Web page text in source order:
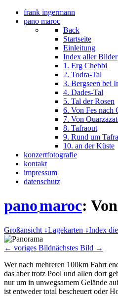
frank ingermann
pano maroc
Back
Startseite
Einleitung
Index aller Bilder
1. Erg Chebbi
2. Todra-Tal
3. Bergseen bei
4. Dades-Tal
5. Tal der Rosen
6. Von Fes nach
7. Von
8. Tafraout
9. Rund um
10. an der Küste
konzertfotografie
kontakt
impressum
datenschutz
panomaroc:
Großansicht ↓Lagekarten ↓Index
← voriges Bildnächstes Bild →
Wer nach mehreren 100km Fahrt
das aber trotz Pool und allen dort
nur um in unwegsamem Gelände
ist entweder total bescheuert oder